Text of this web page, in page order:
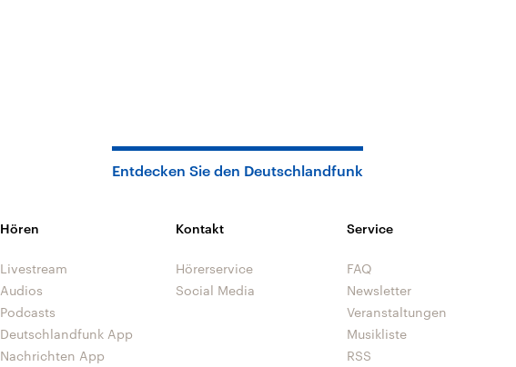
Entdecken Sie den Deutschlandfunk
Hören
Livestream
Audios
Podcasts
Deutschlandfunk App
Nachrichten App
Kontakt
Hörerservice
Social Media
Service
FAQ
Newsletter
Veranstaltungen
Musikliste
RSS